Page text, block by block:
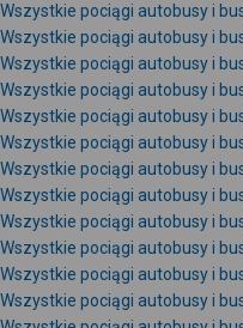
Wszystkie pociągi autobusy i
Wszystkie pociągi autobusy i
Wszystkie pociągi autobusy i
Wszystkie pociągi autobusy i
Wszystkie pociągi autobusy i
Wszystkie pociągi autobusy i
Wszystkie pociągi autobusy i
Wszystkie pociągi autobusy i
Wszystkie pociągi autobusy i
Wszystkie pociągi autobusy i
Wszystkie pociągi autobusy i
Wszystkie pociągi autobusy i